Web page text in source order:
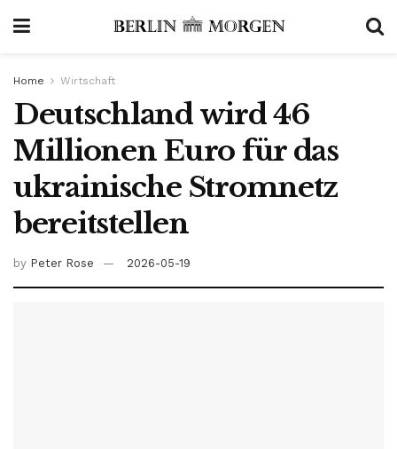
Home Wirtschaft
Deutschland wird 46
Millionen Euro für das
ukrainische Stromnetz
bereitstellen
by Peter Rose 2026-05-19